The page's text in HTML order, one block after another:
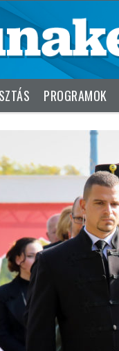
PROGRAMOK